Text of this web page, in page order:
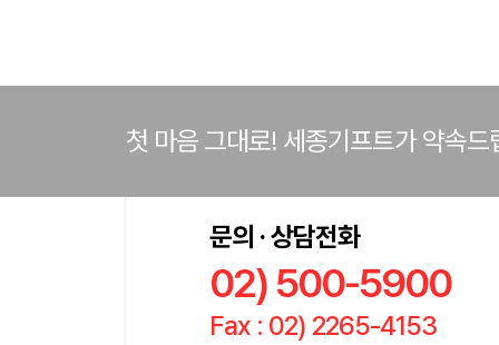
첫 마음 그대로! 세종기프트가 약속드
문의 · 상담전화
02) 500-5900
Fax : 02) 2265-4153